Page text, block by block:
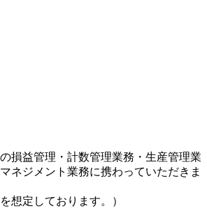
損益管理・計数管理業務・生産管理業
ネジメント業務に携わっていただきま
想定しております。）